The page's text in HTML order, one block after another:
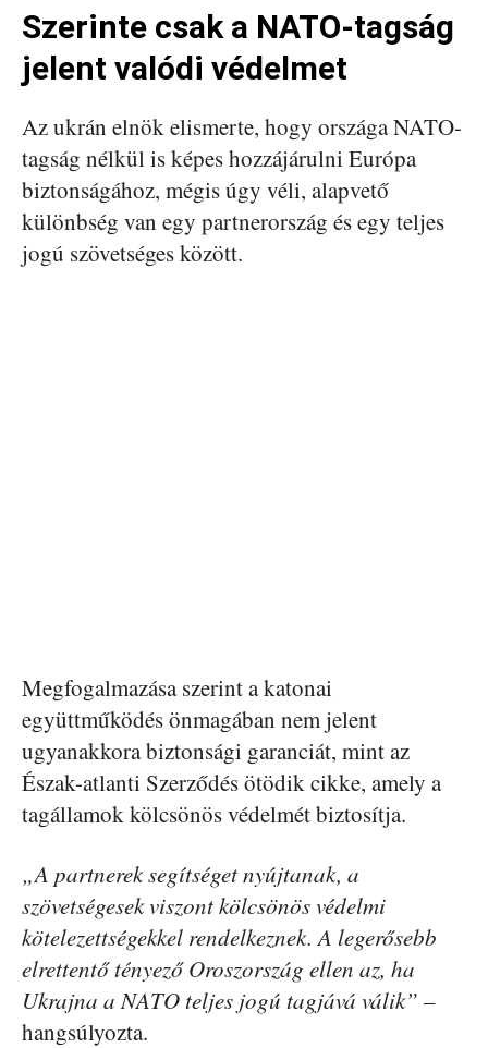
Szerinte csak a NATO-tagság
jelent valódi védelmet
Az ukrán elnök elismerte, hogy országa NATO-
tagság nélkül is képes hozzájárulni Európa
biztonságához, mégis úgy véli, alapvető
különbség van egy partnerország és egy teljes
jogú szövetséges között.
Megfogalmazása szerint a katonai
együttműködés önmagában nem jelent
ugyanakkora biztonsági garanciát, mint az
Észak-atlanti Szerződés ötödik cikke, amely a
tagállamok kölcsönös védelmét biztosítja.
„A partnerek segítséget nyújtanak, a
szövetségesek viszont kölcsönös védelmi
kötelezettségekkel rendelkeznek. A legerősebb
elrettentő tényező Oroszország ellen az, ha
Ukrajna a NATO teljes jogú tagjává válik” –
hangsúlyozta.